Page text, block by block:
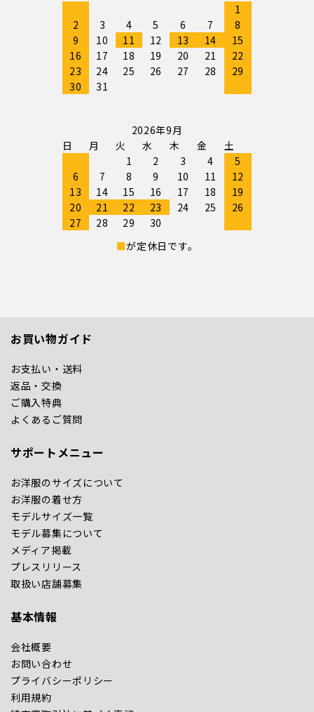
1
2
3 4 5 6 7
8
9
10 11 12 13 14
15
16
17 18 19 20 21
22
23
24 25 26 27 28
29
30
31
2026年9月
日
月 火 水 木 金
土
1
2 3 4
5
6
7 8 9 10 11
12
13
14 15 16 17 18
19
20
21 22 23 24 25
26
27
28 29
30
■が定休日です。
お買い物ガイド
お支払い・送料
返品・交換
ご購入特典
よくあるご質問
サポートメニュー
お洋服のサイズについて
お洋服の着せ方
モデルサイズ一覧
モデル募集について
メディア掲載
プレスリリース
取扱い店舗募集
基本情報
会社概要
お問い合わせ
プライバシーポリシー
利用規約